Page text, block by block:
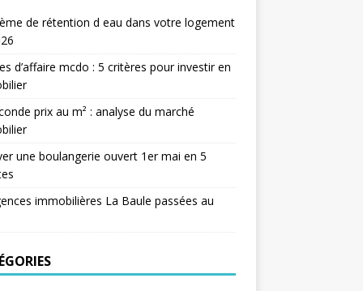
de rétention d eau dans votre logement
d’affaire mcdo : 5 critères pour investir en
prix au m² : analyse du marché
une boulangerie ouvert 1er mai en 5
immobilières La Baule passées au